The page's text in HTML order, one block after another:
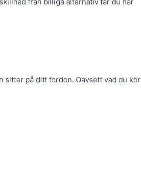
sitter på ditt fordon. Oavsett vad du kör